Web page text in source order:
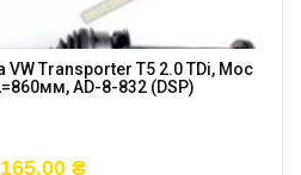
VW Transporter T5 2.0 TDi, Moc
AD-8-832 (DSP)
₴